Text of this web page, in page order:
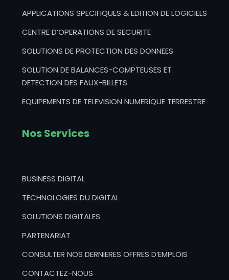
APPLICATIONS SPECIFIQUES & EDITION DE LOGICIELS
CENTRE D’OPERATIONS DE SECURITE
SOLUTIONS DE PROTECTION DES DONNEES
SOLUTION DE BALANCES-COMPTEUSES ET
DETECTION DES FAUX-BILLETS
EQUIPEMENTS DE TELEVISION NUMERIQUE TERRESTRE
Nos Services
BUSINESS DIGITAL
TECHNOLOGIES DU DIGITAL
SOLUTIONS DIGITALES
PARTENARIAT
CONSULTER NOS DERNIERES OFFRES D’EMPLOIS
CONTACTEZ-NOUS